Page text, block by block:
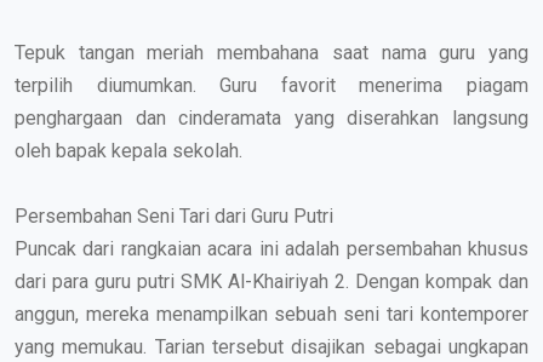
Tepuk tangan meriah membahana saat nama guru yang
terpilih diumumkan. Guru favorit menerima piagam
penghargaan dan cinderamata yang diserahkan langsung
oleh bapak kepala sekolah.
Persembahan Seni Tari dari Guru Putri
Puncak dari rangkaian acara ini adalah persembahan khusus
dari para guru putri SMK Al-Khairiyah 2. Dengan kompak dan
anggun, mereka menampilkan sebuah seni tari kontemporer
yang memukau. Tarian tersebut disajikan sebagai ungkapan